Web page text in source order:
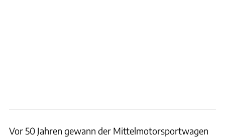
Vor 50 Jahren gewann der Mittelmotorsportwagen